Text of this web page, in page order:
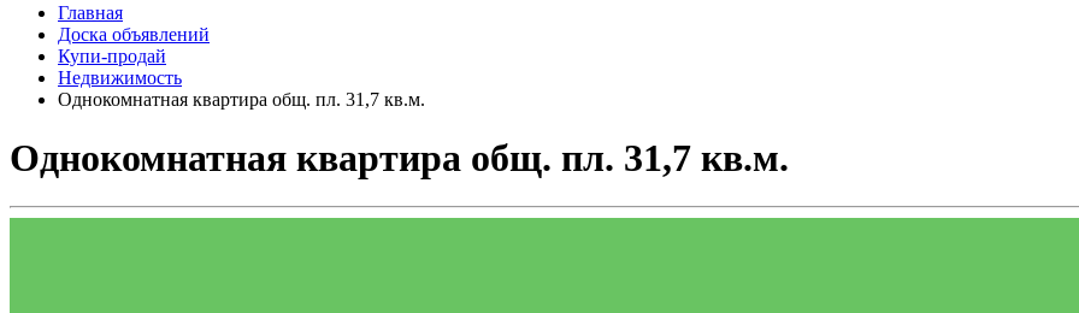
Главная
Доска объявлений
Купи-продай
Недвижимость
Однокомнатная квартира общ. пл. 31,7 кв.м.
Однокомнатная квартира общ. пл. 31,7 кв.м.